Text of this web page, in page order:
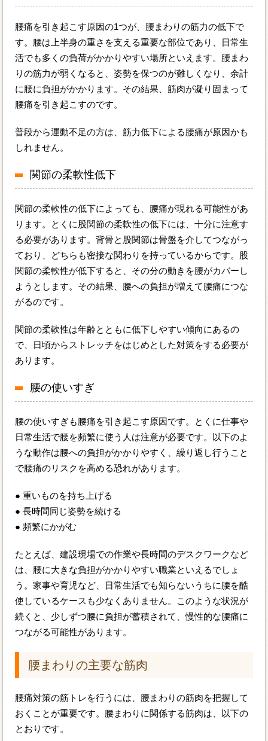
腰痛を引き起こす原因の1つが、腰まわりの筋力の低下で
す。腰は上半身の重さを支える重要な部位であり、日常生
活でも多くの負荷がかかりやすい場所といえます。腰まわ
りの筋力が弱くなると、姿勢を保つのが難しくなり、余計
に腰に負担がかかります。その結果、筋肉が凝り固まって
腰痛を引き起こすのです。
普段から運動不足の方は、筋力低下による腰痛が原因かも
しれません。
関節の柔軟性低下
関節の柔軟性の低下によっても、腰痛が現れる可能性があ
ります。とくに股関節の柔軟性の低下には、十分に注意す
る必要があります。背骨と股関節は骨盤を介してつながっ
ており、どちらも密接な関わりを持っているからです。股
関節の柔軟性が低下すると、その分の動きを腰がカバーし
ようとします。その結果、腰への負担が増えて腰痛につな
がるのです。
関節の柔軟性は年齢とともに低下しやすい傾向にあるの
で、日頃からストレッチをはじめとした対策をする必要が
あります。
腰の使いすぎ
腰の使いすぎも腰痛を引き起こす原因です。とくに仕事や
日常生活で腰を頻繁に使う人は注意が必要です。以下のよ
うな動作は腰への負担がかかりやすく、繰り返し行うこと
で腰痛のリスクを高める恐れがあります。
● 重いものを持ち上げる
● 長時間同じ姿勢を続ける
● 頻繁にかがむ
たとえば、建設現場での作業や長時間のデスクワークなど
は、腰に大きな負担がかかりやすい職業といえるでしょ
う。家事や育児など、日常生活でも知らないうちに腰を酷
使しているケースも少なくありません。このような状況が
続くと、少しずつ腰に負担が蓄積されて、慢性的な腰痛に
つながる可能性があります。
腰まわりの主要な筋肉
腰痛対策の筋トレを行うには、腰まわりの筋肉を把握して
おくことが重要です。腰まわりに関係する筋肉は、以下の
とおりです。